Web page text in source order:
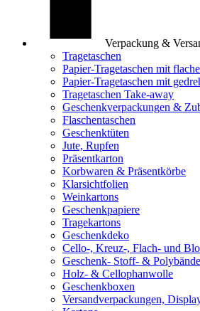
Verpackung &
Tragetaschen
Papier-Tragetaschen mit
Papier-Tragetaschen mit
Tragetaschen Take-away
Geschenkverpackungen &
Flaschentaschen
Geschenktüten
Jute, Rupfen
Präsentkarton
Korbwaren & Präsentkörbe
Klarsichtfolien
Weinkartons
Geschenkpapiere
Tragekartons
Geschenkdeko
Cello-, Kreuz-, Flach- und
Geschenk- Stoff- &
Holz- & Cellophanwolle
Geschenkboxen
Versandverpackungen,